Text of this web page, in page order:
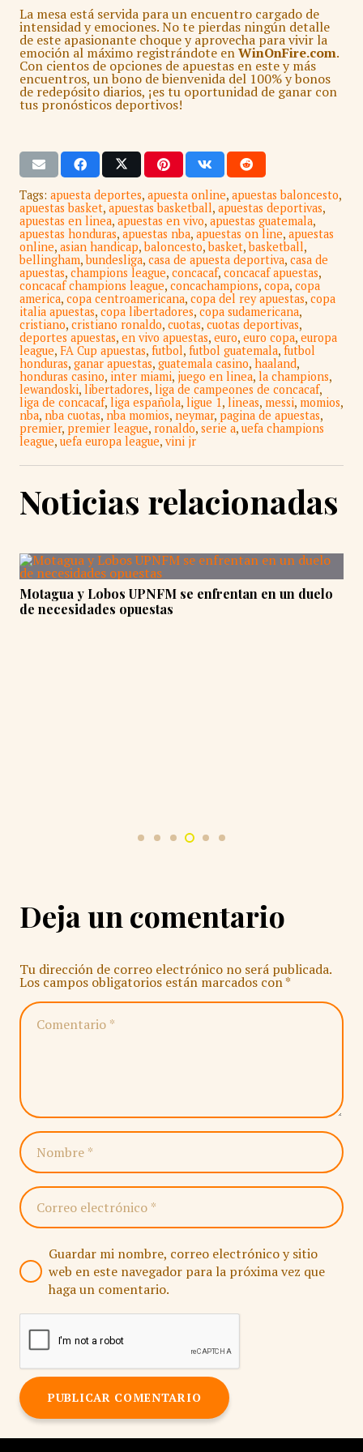
La mesa está servida para un encuentro cargado de
intensidad y emociones. No te pierdas ningún detalle
de este apasionante choque y aprovecha para vivir la
emoción al máximo registrándote enWinOnFire.com.
Con cientos de opciones de apuestas en este y más
encuentros, un bono de bienvenida del 100% y bonos
de redepósito diarios, ¡es tu oportunidad de ganar con
tus pronósticos deportivos!
Tags: apuesta deportes, apuesta online, apuestas baloncesto,
apuestas basket, apuestas basketball, apuestas deportivas,
apuestas en linea, apuestas en vivo, apuestas guatemala,
apuestas honduras, apuestas nba, apuestas on line, apuestas
online, asian handicap,baloncesto,basket,basketball,
bellingham,bundesliga, casa de apuesta deportiva, casa de
apuestas, champions league, concacaf, concacaf apuestas,
concacaf champions league, concachampions, copa, copa
america, copa centroamericana, copa del rey apuestas, copa
italia apuestas, copa libertadores, copa sudamericana,
cristiano, cristiano ronaldo, cuotas, cuotas deportivas,
deportes apuestas, en vivo apuestas, euro, euro copa, europa
league, FA Cup apuestas, futbol, futbol guatemala, futbol
honduras, ganar apuestas, guatemala casino, haaland,
honduras casino, inter miami, juego en linea, la champions,
lewandoski, libertadores, liga de campeones de concacaf,
liga de concacaf, liga española, ligue 1, lineas, messi, momios,
nba, nba cuotas, nba momios, neymar, pagina de apuestas,
premier, premier league, ronaldo, serie a, uefa champions
league, uefa europa league, vini jr
Noticias relacionadas
Motagua y Lobos UPNFM se enfrentan en un duelo
de necesidades opuestas
Deja un comentario
Tu dirección de correo electrónico no será publicada.
Los campos obligatorios están marcados con*
Guardar mi nombre, correo electrónico y sitio
web en este navegador para la próxima vez que
haga un comentario.
PUBLICAR COMENTARIO